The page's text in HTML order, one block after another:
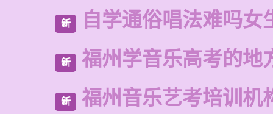
新 自学通俗唱法难吗女
新 福州学音乐高考的地
新 福州音乐艺考培训机